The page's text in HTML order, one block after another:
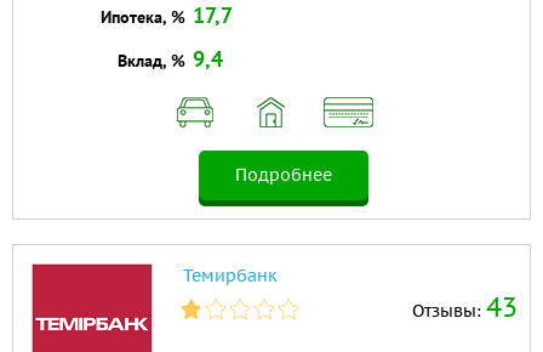
Подробнее
Ипотека, % 17,7
Вклад, % 9,4
Темирбанк
Отзывы: 43